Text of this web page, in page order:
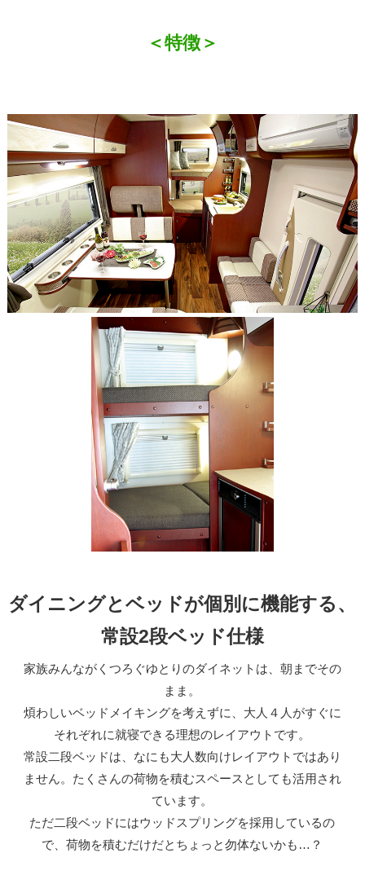
＜特徴＞
ダイニングとベッドが個別に機能する、
常設2段ベッド仕様
家族みんながくつろぐゆとりのダイネットは、朝までその
まま。
煩わしいベッドメイキングを考えずに、大人４人がすぐに
それぞれに就寝できる理想のレイアウトです。
常設二段ベッドは、なにも大人数向けレイアウトではあり
ません。たくさんの荷物を積むスペースとしても活用され
ています。
ただ二段ベッドにはウッドスプリングを採用しているの
で、荷物を積むだけだとちょっと勿体ないかも…？